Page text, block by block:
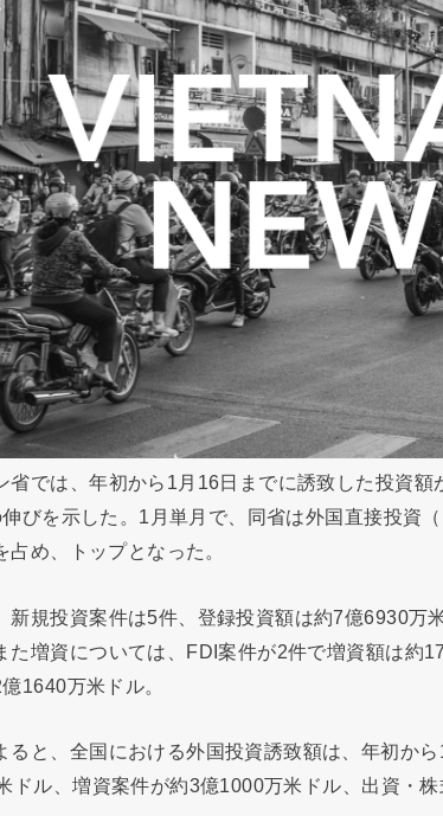
省では、年初から1月16日までに誘致した投資
びを示した。1月単月で、同省は外国直接投資
占め、トップとなった。
新規投資案件は5件、登録投資額は約7億6930万
た増資については、FDI案件が2件で増資額は約
1640万米ドル。
ると、全国における外国投資誘致額は、年初か
ドル、増資案件が約3億1000万米ドル、出資・